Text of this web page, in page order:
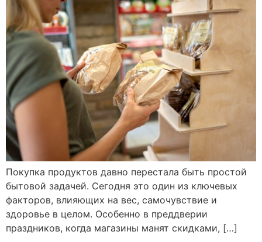
Покупка продуктов давно перестала быть простой
бытовой задачей. Сегодня это один из ключевых
факторов, влияющих на вес, самочувствие и
здоровье в целом. Особенно в преддверии
праздников, когда магазины манят скидками, […]